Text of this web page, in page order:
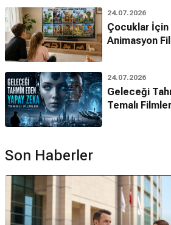
24.07.2026
Çocuklar İçin
Animasyon
24.07.2026
Geleceği
Temalı Filmler
Son Haberler